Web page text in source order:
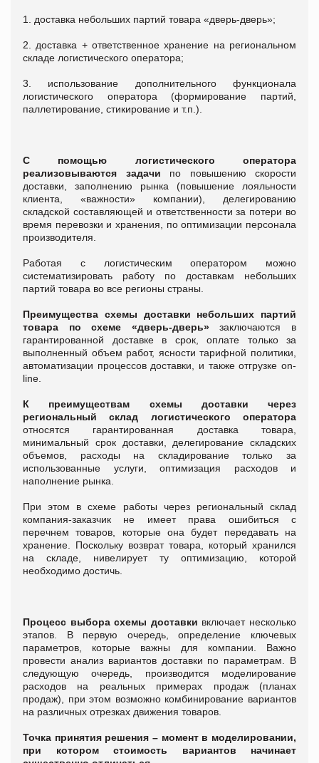
1. доставка небольших партий товара «дверь-дверь»;
2. доставка + ответственное хранение на региональном
складе логистического оператора;
3. использование дополнительного функционала
логистического оператора (формирование партий,
паллетирование, стикирование и т.п.).
С помощью логистического оператора
реализовываются задачи по повышению скорости
доставки, заполнению рынка (повышение лояльности
клиента, «важности» компании), делегированию
складской составляющей и ответственности за потери во
время перевозки и хранения, по оптимизации персонала
производителя.
Работая с логистическим оператором можно
систематизировать работу по доставкам небольших
партий товара во все регионы страны.
Преимущества схемы доставки небольших партий
товара по схеме «дверь-дверь»заключаются в
гарантированной доставке в срок, оплате только за
выполненный объем работ, ясности тарифной политики,
автоматизации процессов доставки, и также отгрузке on-
line.
К преимуществам схемы доставки через
региональный склад логистического оператора
относятся гарантированная доставка товара,
минимальный срок доставки, делегирование складских
объемов, расходы на складирование только за
использованные услуги, оптимизация расходов и
наполнение рынка.
При этом в схеме работы через региональный склад
компания-заказчик не имеет права ошибиться с
перечнем товаров, которые она будет передавать на
хранение. Поскольку возврат товара, который хранился
на складе, нивелирует ту оптимизацию, которой
необходимо достичь.
Процесс выбора схемы доставки включает несколько
этапов. В первую очередь, определение ключевых
параметров, которые важны для компании. Важно
провести анализ вариантов доставки по параметрам. В
следующую очередь, производится моделирование
расходов на реальных примерах продаж (планах
продаж), при этом возможно комбинирование вариантов
на различных отрезках движения товаров.
Точка принятия решения – момент в моделировании,
при котором стоимость вариантов начинает